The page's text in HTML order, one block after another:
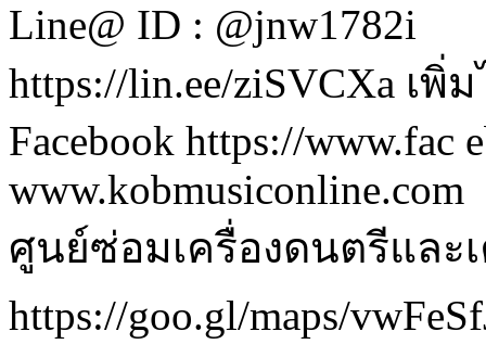
Line@ ID : @jnw1782i
https://lin.ee/ziSVCXa เ
Facebook https://www.fac
www.kobmusiconline.com
ศูนย์ซ่อมเครื่องดนตรีและ
https://goo.gl/maps/